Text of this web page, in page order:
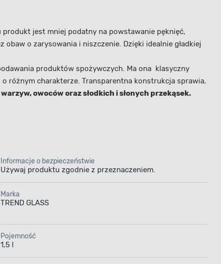
produkt jest mniej podatny na powstawanie pęknięć,
obaw o zarysowania i niszczenie. Dzięki idealnie gładkiej
produktów spożywczych. Ma ona klasyczny
różnym charakterze. Transparentna konstrukcja sprawia,
owoców oraz słodkich i słonych przekąsek.
Informacje o bezpieczeństwie
Używaj produktu zgodnie z przeznaczeniem.
Marka
TREND GLASS
Pojemność
1,5 l